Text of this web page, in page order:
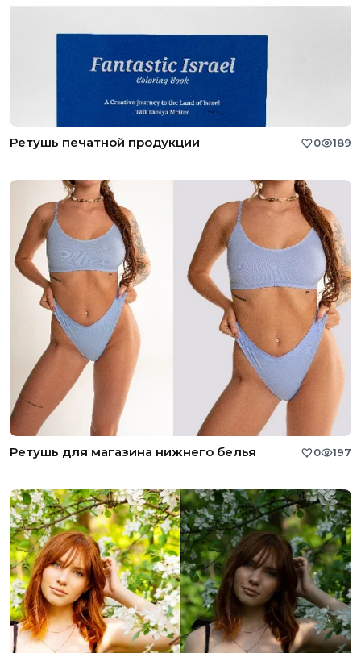
Ретушь печатной продукции 0 189
Ретушь для магазина нижнего белья 0 197